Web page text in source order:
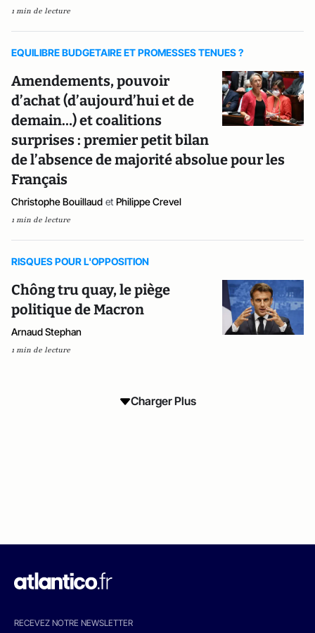
1 min de lecture
EQUILIBRE BUDGETAIRE ET PROMESSES TENUES ?
Amendements, pouvoir
d’achat (d’aujourd’hui et de
demain…) et coalitions
surprises : premier petit bilan
de l’absence de majorité absolue pour les
Français
Christophe Bouillaud et Philippe Crevel
1 min de lecture
RISQUES POUR L'OPPOSITION
Chông tru quay, le piège
politique de Macron
Arnaud Stephan
1 min de lecture
Charger Plus
RECEVEZ NOTRE NEWSLETTER